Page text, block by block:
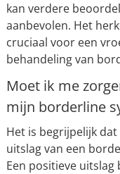
kan verdere
aanbevolen. Het
cruciaal voor een
behandeling van
Moet ik me
mijn borderline
Het is begrijpelijk
uitslag van een
Een positieve